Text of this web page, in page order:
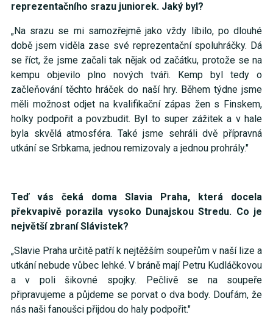
reprezentačního srazu juniorek. Jaký byl?
„Na srazu se mi samozřejmě jako vždy líbilo, po dlouhé
době jsem viděla zase své reprezentační spoluhráčky. Dá
se říct, že jsme začali tak nějak od začátku, protože se na
kempu objevilo plno nových tváři. Kemp byl tedy o
začleňování těchto hráček do naší hry. Během týdne jsme
měli možnost odjet na kvalifikační zápas žen s Finskem,
holky podpořit a povzbudit. Byl to super zážitek a v hale
byla skvělá atmosféra. Také jsme sehráli dvě přípravná
utkání se Srbkama, jednou remizovaly a jednou prohrály."
Teď vás čeká doma Slavia Praha, která docela
překvapivě porazila vysoko Dunajskou Stredu. Co je
největší zbraní Slávistek?
„Slavie Praha určitě patří k nejtěžším soupeřům v naší lize a
utkání nebude vůbec lehké. V bráně mají Petru Kudláčkovou
a v poli šikovné spojky. Pečlivě se na soupeře
připravujeme a půjdeme se porvat o dva body. Doufám, že
nás naši fanoušci přijdou do haly podpořit."